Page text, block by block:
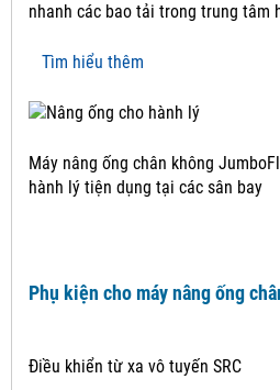
nhanh các bao tải trong trung tâm
Tìm hiểu thêm
Máy nâng ống chân không
hành lý tiện dụng tại các sân bay
Phụ kiện cho máy nâng ống
Điều khiển từ xa vô tuyến SRC